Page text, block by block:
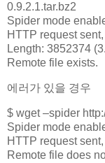
0.9.2.1.tar.bz2
Spider mode
HTTP request
Length: 3852374
Remote file exists.
에러가 있을 경우
$ wget –spider
Spider mode
HTTP request
Remote file does